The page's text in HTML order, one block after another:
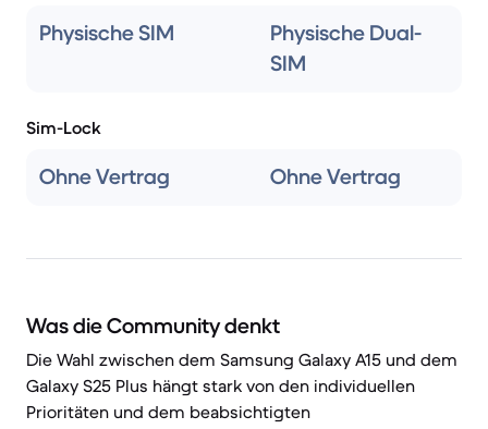
Physische SIM
Physische Dual-
SIM
Sim-Lock
Ohne Vertrag Ohne Vertrag
Was die Community denkt
Die Wahl zwischen dem Samsung Galaxy A15 und dem
Galaxy S25 Plus hängt stark von den individuellen
Prioritäten und dem beabsichtigten